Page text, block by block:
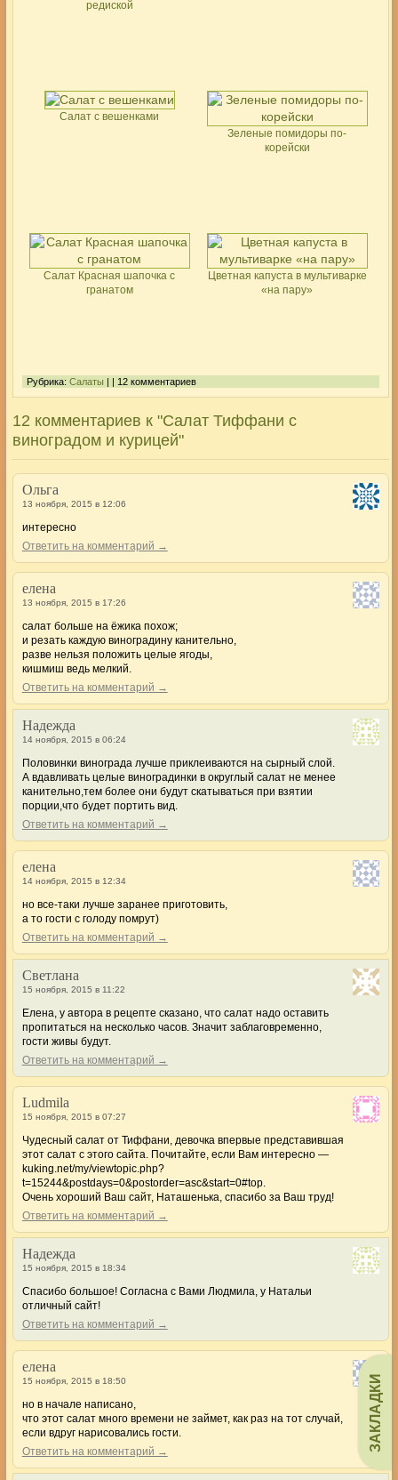
ЗАКЛАДКИ
редиской
Салат с вешенками
Зеленые помидоры по-
корейски
Салат Красная шапочка с
гранатом
Цветная капуста в мультиварке
«на пару»
Рубрика: Салаты | | 12 комментариев
12 комментариев к "Салат Тиффани с
виноградом и курицей"
Ольга
13 ноября, 2015 в 12:06
интересно
Ответить на комментарий →
елена
13 ноября, 2015 в 17:26
салат больше на ёжика похож;
и резать каждую виноградину канительно,
разве нельзя положить целые ягоды,
кишмиш ведь мелкий.
Ответить на комментарий →
Надежда
14 ноября, 2015 в 06:24
Половинки винограда лучше приклеиваются на сырный слой.
А вдавливать целые виноградинки в округлый салат не менее
канительно,тем более они будут скатываться при взятии
порции,что будет портить вид.
Ответить на комментарий →
елена
14 ноября, 2015 в 12:34
но все-таки лучше заранее приготовить,
а то гости с голоду помрут)
Ответить на комментарий →
Светлана
15 ноября, 2015 в 11:22
Елена, у автора в рецепте сказано, что салат надо оставить
пропитаться на несколько часов. Значит заблаговременно,
гости живы будут.
Ответить на комментарий →
Ludmila
15 ноября, 2015 в 07:27
Чудесный салат от Тиффани, девочка впервые представившая
этот салат с этого сайта. Почитайте, если Вам интересно —
kuking.net/my/viewtopic.php?
t=15244&postdays=0&postorder=asc&start=0#top.
Очень хороший Ваш сайт, Наташенька, спасибо за Ваш труд!
Ответить на комментарий →
Надежда
15 ноября, 2015 в 18:34
Спасибо большое! Согласна с Вами Людмила, у Натальи
отличный сайт!
Ответить на комментарий →
елена
15 ноября, 2015 в 18:50
но в начале написано,
что этот салат много времени не займет, как раз на тот случай,
если вдруг нарисовались гости.
Ответить на комментарий →